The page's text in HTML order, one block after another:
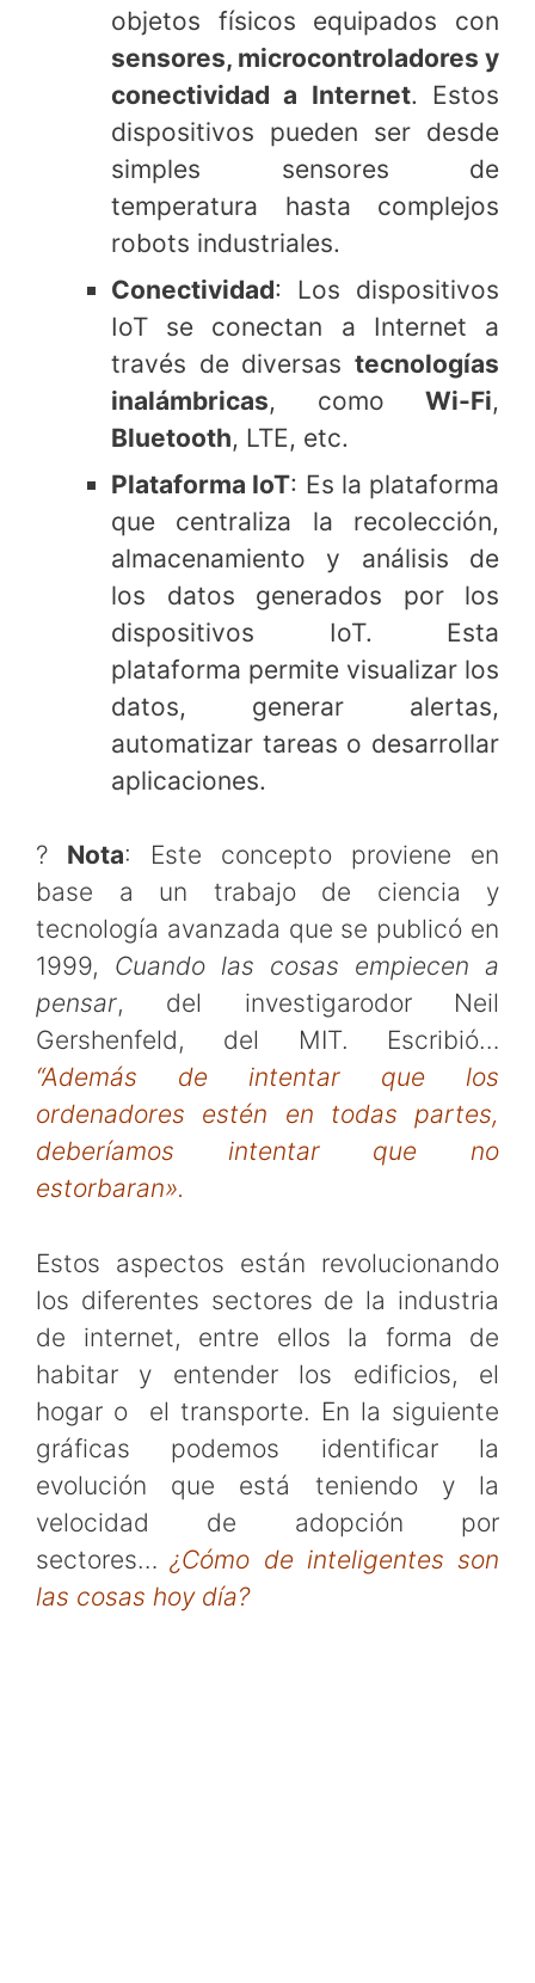
objetos físicos equipados con
sensores, microcontroladores y
conectividad a Internet. Estos
dispositivos pueden ser desde
simples sensores de
temperatura hasta complejos
robots industriales.
Conectividad: Los dispositivos
IoT se conectan a Internet a
través de diversas tecnologías
inalámbricas, como Wi-Fi,
Bluetooth, LTE, etc.
Plataforma IoT: Es la plataforma
que centraliza la recolección,
almacenamiento y análisis de
los datos generados por los
dispositivos IoT. Esta
plataforma permite visualizar los
datos, generar alertas,
automatizar tareas o desarrollar
aplicaciones.
? Nota: Este concepto proviene en
base a un trabajo de ciencia y
tecnología avanzada que se publicó en
1999, Cuando las cosas empiecen a
pensar, del investigarodor Neil
Gershenfeld, del MIT. Escribió…
“Además de intentar que los
ordenadores estén en todas partes,
deberíamos intentar que no
estorbaran».
Estos aspectos están revolucionando
los diferentes sectores de la industria
de internet, entre ellos la forma de
habitar y entender los edificios, el
hogar o el transporte. En la siguiente
gráficas podemos identificar la
evolución que está teniendo y la
velocidad de adopción por
sectores… ¿Cómo de inteligentes son
las cosas hoy día?